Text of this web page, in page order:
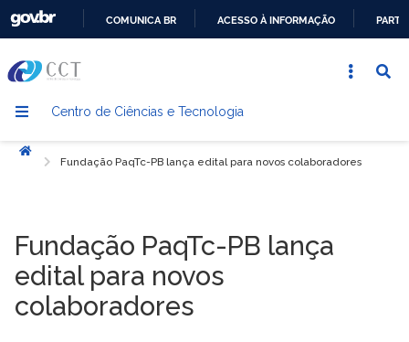
CONTEÚDO
COMUNICA BR ACESSO À INFORMAÇÃO
Centro de Ciências e Tecnologia
Início
Fundação PaqTc-PB lança edital para novos colaboradores
Fundação PaqTc-PB lança
edital para novos
colaboradores